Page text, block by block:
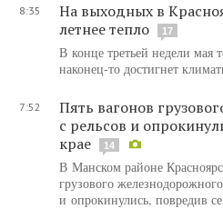
8:35
На выходных в
летнее тепло
17
В конце третьей недели мая
наконец-то достигнет
7:52
Пять вагонов
с рельсов и
крае
14
В Манском районе
грузового
и опрокинулись, повредив